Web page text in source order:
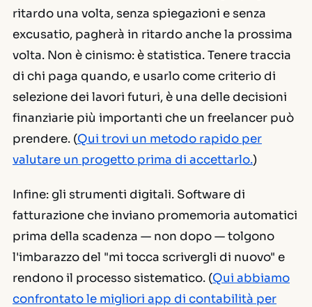
ritardo una volta, senza spiegazioni e senza
excusatio, pagherà in ritardo anche la prossima
volta. Non è cinismo: è statistica. Tenere traccia
di chi paga quando, e usarlo come criterio di
selezione dei lavori futuri, è una delle decisioni
finanziarie più importanti che un freelancer può
prendere. (Qui trovi un metodo rapido per
valutare un progetto prima di accettarlo.)
Infine: gli strumenti digitali. Software di
fatturazione che inviano promemoria automatici
prima della scadenza — non dopo — tolgono
l'imbarazzo del "mi tocca scrivergli di nuovo" e
rendono il processo sistematico. (Qui abbiamo
confrontato le migliori app di contabilità per